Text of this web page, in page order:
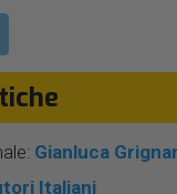
Gianluca
Italiani